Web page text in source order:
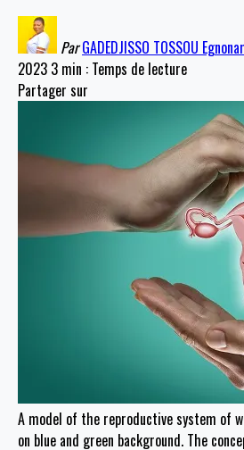
Par GADEDJISSO TOSSOU
2023 3 min : Temps de lecture
Partager sur
A model of the reproductive system of
on blue and green background. The